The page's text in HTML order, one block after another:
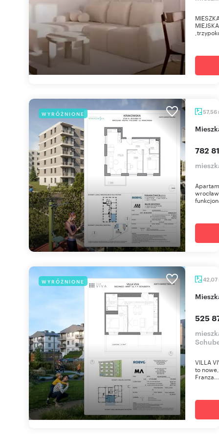
WYRÓŻNIONE 57,56
782
WYRÓŻNIONE 42,07
525
VILLA
to